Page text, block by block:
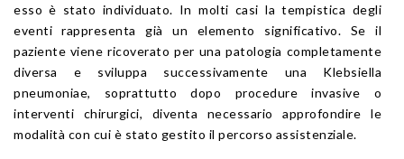
esso è stato individuato. In molti casi la tempistica degli
eventi rappresenta già un elemento significativo. Se il
paziente viene ricoverato per una patologia completamente
diversa e sviluppa successivamente una Klebsiella
pneumoniae, soprattutto dopo procedure invasive o
interventi chirurgici, diventa necessario approfondire le
modalità con cui è stato gestito il percorso assistenziale.